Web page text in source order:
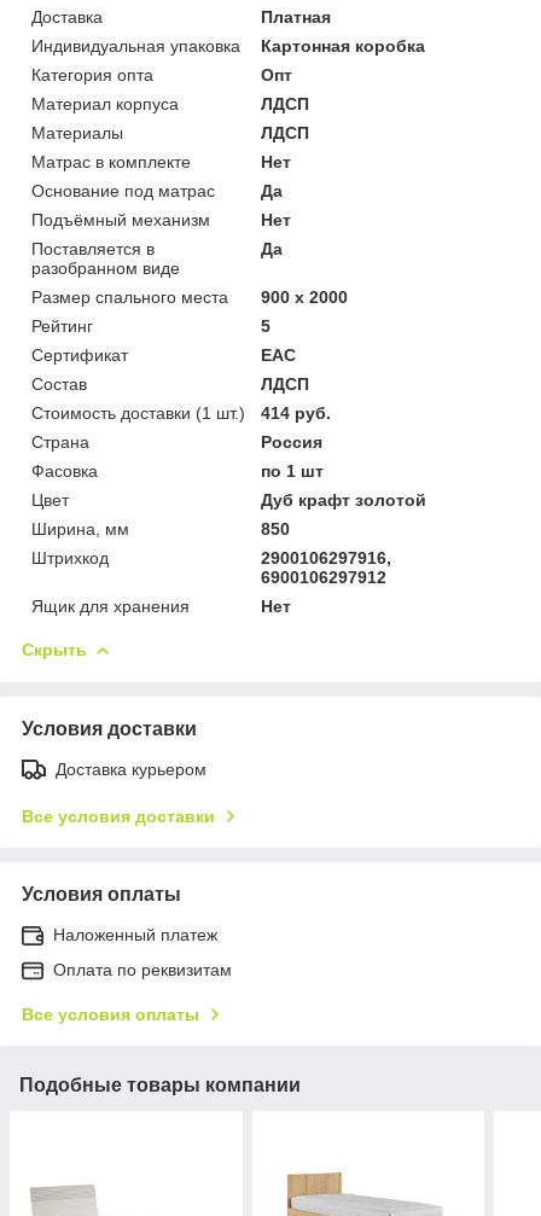
Доставка
Платная
Индивидуальная упаковка
Картонная коробка
Категория опта
Опт
Материал корпуса
ЛДСП
Материалы
ЛДСП
Матрас в комплекте
Нет
Основание под матрас
Да
Подъёмный механизм
Нет
Поставляется в
разобранном виде
Да
Размер спального места
900 х 2000
Рейтинг
5
Сертификат
ЕАС
Состав
ЛДСП
Стоимость доставки (1 шт.)
414 руб.
Страна
Россия
Фасовка
по 1 шт
Цвет
Дуб крафт золотой
Ширина, мм
850
Штрихкод
2900106297916,
6900106297912
Ящик для хранения
Нет
Скрыть
Условия доставки
Доставка курьером
Все условия доставки
Условия оплаты
Наложенный платеж
Оплата по реквизитам
Все условия оплаты
Подобные товары компании